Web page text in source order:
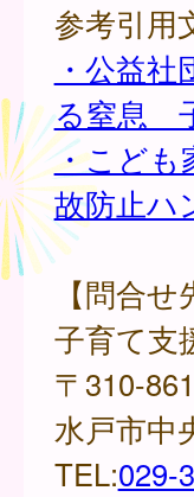
参考引用
・公益
る窒息
・こども
故防止ハ
【問合せ
子育て
〒310-
水戸市中
TEL:029-